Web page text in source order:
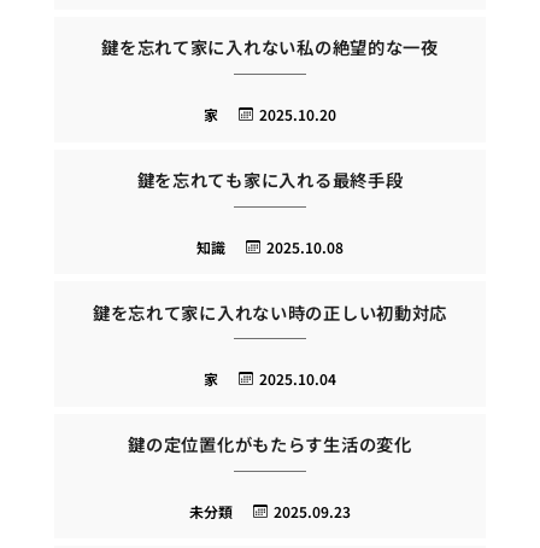
鍵を忘れて家に入れない私の絶望的な一夜
2025.10.20
家
鍵を忘れても家に入れる最終手段
2025.10.08
知識
鍵を忘れて家に入れない時の正しい初動対応
2025.10.04
家
鍵の定位置化がもたらす生活の変化
2025.09.23
未分類